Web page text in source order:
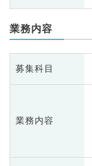
業務内容
募集科目
業務内容